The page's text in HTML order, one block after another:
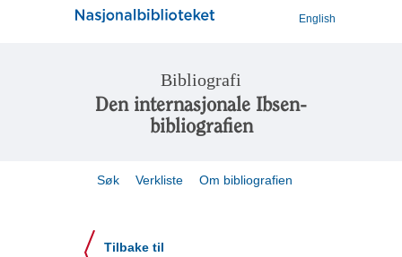
English
Bibliografi
Den internasjonale Ibsen-
bibliografien
Søk Verkliste Om bibliografien
Tilbake til